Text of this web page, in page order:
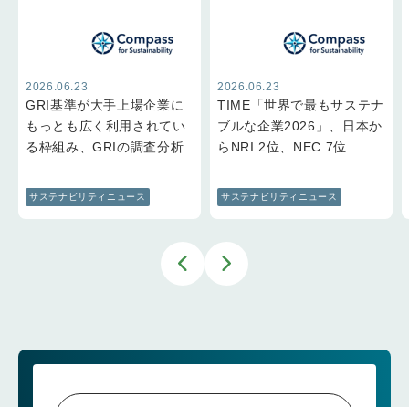
2026.06.23
GRI基準が大手上場企業に
もっとも広く利用されてい
る枠組み、GRIの調査分析
サステナビリティニュース
2026.06.23
TIME「世界で最もサステナ
ブルな企業2026」、日本か
らNRI 2位、NEC 7位
サステナビリティニュース